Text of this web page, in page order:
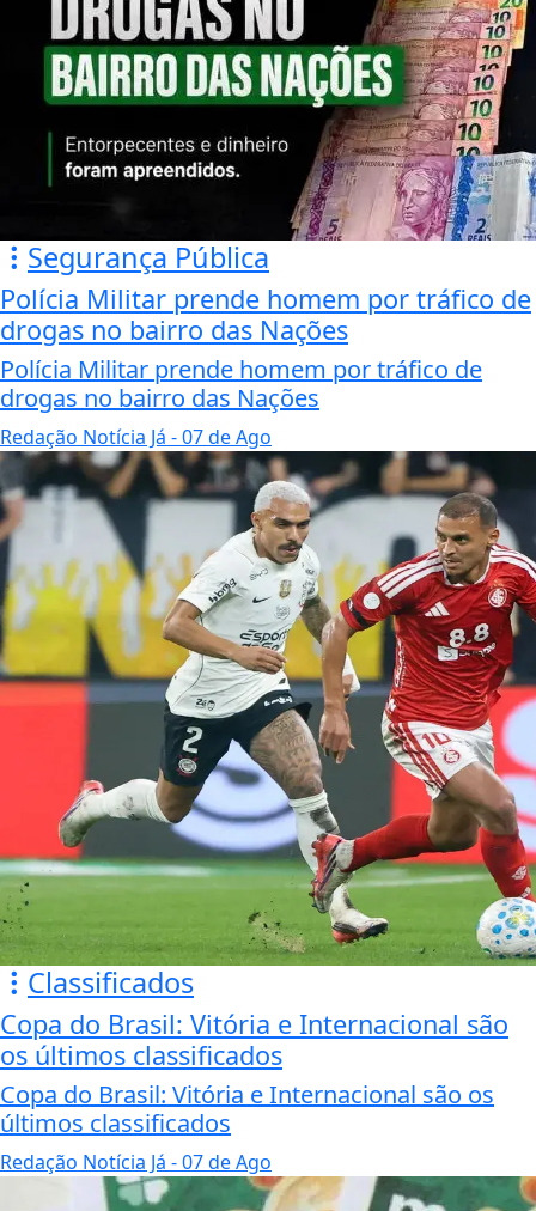
Segurança Pública
Polícia Militar prende homem por tráfico de
drogas no bairro das Nações
Polícia Militar prende homem por tráfico de
drogas no bairro das Nações
Redação Notícia Já - 07 de Ago
Classificados
Copa do Brasil: Vitória e Internacional são
os últimos classificados
Copa do Brasil: Vitória e Internacional são os
últimos classificados
Redação Notícia Já - 07 de Ago